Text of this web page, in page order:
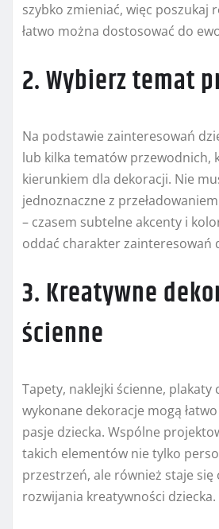
szybko zmieniać, więc poszukaj
łatwo można dostosować do
2. Wybierz temat
Na podstawie zainteresowań
lub kilka tematów przewodnich,
kierunkiem dla dekoracji. Nie
jednoznaczne z
– czasem subtelne akcenty i
oddać charakter zainteresowań
3. Kreatywne
ścienne
Tapety, naklejki ścienne, plakaty
wykonane dekoracje mogą
pasje dziecka. Wspólne
takich elementów nie tylko
przestrzeń, ale również staje się
rozwijania kreatywności dziecka.